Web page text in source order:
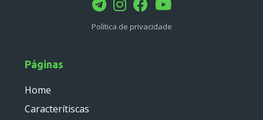
log
service
util
Política de privacidade
Páginas
Home
Caracterítiscas